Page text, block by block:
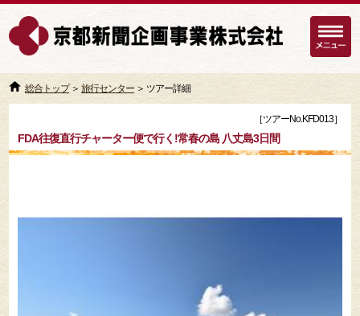
総合トップ＞旅行センター ＞ ツアー詳細
［ツアーNo.KFD013］
FDA往復直行チャーター便で行く!常春の島 八丈島3日間